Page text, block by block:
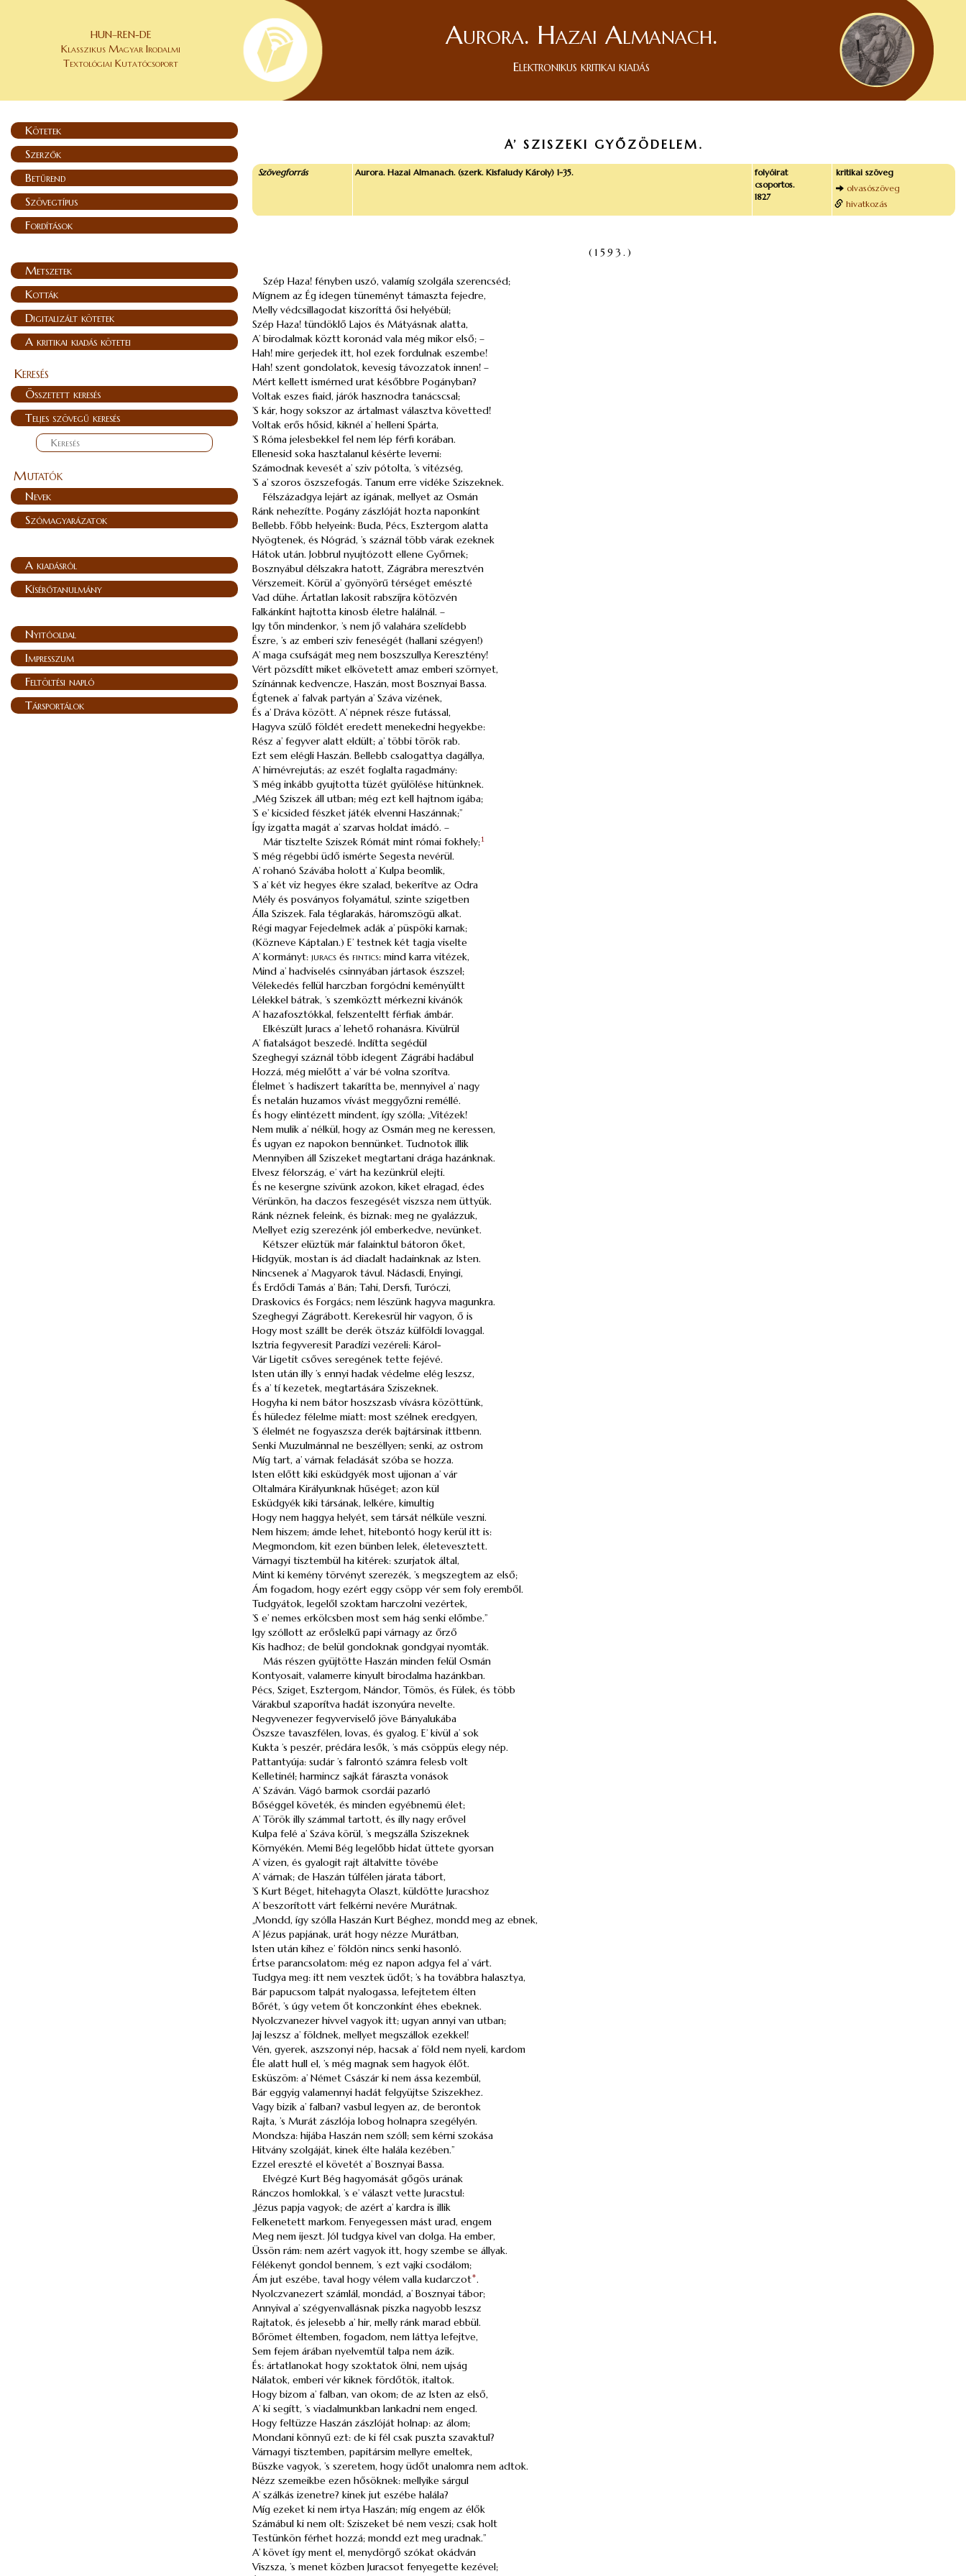
HUN–REN-DE
Klasszikus Magyar Irodalmi
Textológiai Kutatócsoport
Aurora. Hazai Almanach.
Elektronikus kritikai kiadás
Kötetek
Szerzők
Betűrend
Szövegtípus
Fordítások
Metszetek
Kották
Digitalizált kötetek
A kritikai kiadás kötetei
Keresés
Összetett keresés
Teljes szövegű keresés
Mutatók
Nevek
Szómagyarázatok
A kiadásról
Kísérőtanulmány
Nyitóoldal
Impresszum
Feltöltési napló
Társportálok
A’ SZISZEKI GYŐZÖDELEM.
Szövegforrás Aurora. Hazai Almanach. (szerk. Kisfaludy Károly) 1-35.
folyóirat
csoportos.
1827
kritikai szöveg
olvasószöveg
hivatkozás
(1593.)
Szép Haza! fényben uszó, valamíg szolgála szerencséd;
Mígnem az Ég idegen tüneményt támaszta fejedre,
Melly védcsillagodat kiszoríttá ősi helyébül;
Szép Haza! tündöklő Lajos és Mátyásnak alatta,
A’ birodalmak köztt koronád vala még mikor első; –
Hah! mire gerjedek itt, hol ezek fordulnak eszembe!
Hah! szent gondolatok, kevesig távozzatok innen! –
Mért kellett ismérned urat későbbre Pogányban?
Voltak eszes fiaid, járók hasznodra tanácscsal;
’S kár, hogy sokszor az ártalmast választva követted!
Voltak erős hősid, kiknél a’ helleni Spárta,
’S Róma jelesbekkel fel nem lép férfi korában.
Ellenesid soka hasztalanul késérte leverni:
Számodnak kevesét a’ sziv pótolta, ’s vitézség,
’S a’ szoros öszszefogás. Tanum erre vidéke Sziszeknek.
Félszázadgya lejárt az igának, mellyet az Osmán
Ránk nehezítte. Pogány zászlóját hozta naponkínt
Bellebb. Főbb helyeink: Buda, Pécs, Esztergom alatta
Nyögtenek, és Nógrád, ’s száznál több várak ezeknek
Hátok után. Jobbrul nyujtózott ellene Győrnek;
Bosznyábul délszakra hatott, Zágrábra meresztvén
Vérszemeit. Körül a’ gyönyörű térséget emészté
Vad dühe. Ártatlan lakosit rabszíjra kötözvén
Falkánkínt hajtotta kinosb életre halálnál. –
Igy tőn mindenkor, ’s nem jő valahára szelídebb
Észre, ’s az emberi sziv feneségét (hallani szégyen!)
A’ maga csufságát meg nem boszszullya Keresztény!
Vért pözsdítt miket elkövetett amaz emberi szörnyet,
Színánnak kedvencze, Haszán, most Bosznyai Bassa.
Égtenek a’ falvak partyán a’ Száva vizének,
És a’ Dráva között. A’ népnek része futással,
Hagyva szülő földét eredett menekedni hegyekbe:
Rész a’ fegyver alatt eldült; a’ többi török rab.
Ezt sem elégli Haszán. Bellebb csalogattya dagállya,
A’ hirnévrejutás; az eszét foglalta ragadmány:
’S még inkább gyujtotta tüzét gyülölése hitünknek.
„Még Sziszek áll utban; még ezt kell hajtnom igába;
’S e’ kicsided fészket játék elvenni Haszánnak;”
Így izgatta magát a’ szarvas holdat imádó. –
Már tisztelte Sziszek Rómát mint római fokhely;1
’S még régebbi üdő ismérte Segesta nevérül.
A’ rohanó Szávába holott a’ Kulpa beomlik,
’S a’ két viz hegyes ékre szalad, bekerítve az Odra
Mély és posványos folyamátul, szinte szigetben
Álla Sziszek. Fala téglarakás, háromszögü alkat.
Régi magyar Fejedelmek adák a’ püspöki karnak;
(Közneve Káptalan.) E’ testnek két tagja viselte
A’ kormányt: juracs és fintics: mind karra vitézek,
Mind a’ hadviselés csinnyában jártasok észszel;
Vélekedés fellül harczban forgódni keményültt
Lélekkel bátrak, ’s szemköztt mérkezni kivánók
A’ hazafosztókkal, felszenteltt férfiak ámbár.
Elkészült Juracs a’ lehető rohanásra. Kivülrül
A’ fiatalságot beszedé. Indítta segédül
Szeghegyi száznál több idegent Zágrábi hadábul
Hozzá, még mielőtt a’ vár bé volna szorítva.
Élelmet ’s hadiszert takarítta be, mennyivel a’ nagy
És netalán huzamos vívást meggyőzni reméllé.
És hogy elintézett mindent, így szólla; „Vitézek!
Nem mulik a’ nélkül, hogy az Osmán meg ne keressen,
És ugyan ez napokon bennünket. Tudnotok illik
Mennyiben áll Sziszeket megtartani drága hazánknak.
Elvesz félország, e’ várt ha kezünkrül elejti.
És ne kesergne szivünk azokon, kiket elragad, édes
Vérünkön, ha daczos feszegését viszsza nem üttyük.
Ránk néznek feleink, és biznak: meg ne gyalázzuk,
Mellyet ezig szerezénk jól emberkedve, nevünket.
Kétszer elüztük már falainktul bátoron őket,
Hidgyük, mostan is ád diadalt hadainknak az Isten.
Nincsenek a’ Magyarok távul. Nádasdi, Enyingi,
És Erdődi Tamás a’ Bán; Tahi, Dersfi, Turóczi,
Draskovics és Forgács; nem lészünk hagyva magunkra.
Szeghegyi Zágrábott. Kerekesrül hir vagyon, ő is
Hogy most szállt be derék ötszáz külföldi lovaggal.
Isztria fegyveresit Paradízi vezéreli: Károl-
VárLigetit csőves seregének tette fejévé.
Isten után illy ’s ennyi hadak védelme elég leszsz,
És a’ tí kezetek, megtartására Sziszeknek.
Hogyha ki nem bátor hoszszasb vívásra közöttünk,
És hüledez félelme miatt: most szélnek eredgyen,
’S élelmét ne fogyaszsza derék bajtársinak ittbenn.
Senki Muzulmánnal ne beszéllyen; senki, az ostrom
Míg tart, a’ várnak feladását szóba se hozza.
Isten előtt kiki esküdgyék most ujjonan a’ vár
Oltalmára Királyunknak hűséget; azon kül
Esküdgyék kiki társának, lelkére, kimultig
Hogy nem haggya helyét, sem társát nélküle veszni.
Nem hiszem; ámde lehet, hitebontó hogy kerül itt is:
Megmondom, kit ezen bünben lelek, életevesztett.
Várnagyi tisztembül ha kitérek: szurjatok által,
Mint ki kemény törvényt szerezék, ’s megszegtem az első;
Ám fogadom, hogy ezért eggy csöpp vér sem foly eremből.
Tudgyátok, legelől szoktam harczolni vezértek,
’S e’ nemes erkölcsben most sem hág senki előmbe.”
Igy szóllott az erőslelkű papi várnagy az őrző
Kis hadhoz; de belül gondoknak gondgyai nyomták.
Más részen gyüjtötte Haszán minden felül Osmán
Kontyosait, valamerre kinyult birodalma hazánkban.
Pécs, Sziget, Esztergom, Nándor, Tömös, és Fülek, és több
Várakbul szaporítva hadát iszonyúra nevelte.
Negyvenezer fegyverviselő jöve Bányalukába
Öszsze tavaszfélen, lovas, és gyalog. E’ kivül a’ sok
Kukta ’s peszér, prédára lesők, ’s más csöppüs elegy nép.
Pattantyúja: sudár ’s falrontó számra felesb volt
Kelletinél; harmincz sajkát fáraszta vonások
A’ Száván. Vágó barmok csordái pazarló
Bőséggel követék, és minden egyébnemü élet;
A’ Török illy számmal tartott, és illy nagy erővel
Kulpa felé a’ Száva körül, ’s megszálla Sziszeknek
Környékén. Memi Bég legelőbb hidat üttete gyorsan
A’ vizen, és gyalogit rajt általvitte tövébe
A’ várnak; de Haszán túlfélen járata tábort,
’S Kurt Béget, hitehagyta Olaszt, küldötte Juracshoz
A’ beszorított várt felkérni nevére Murátnak.
„Mondd, így szólla Haszán Kurt Béghez, mondd meg az ebnek,
A’ Jézus papjának, urát hogy nézze Murátban,
Isten után kihez e’ földön nincs senki hasonló.
Értse parancsolatom: még ez napon adgya fel a’ várt.
Tudgya meg: itt nem vesztek üdőt; ’s ha továbbra halasztya,
Bár papucsom talpát nyalogassa, lefejtetem élten
Bőrét, ’s úgy vetem őt konczonkínt éhes ebeknek.
Nyolczvanezer hivvel vagyok itt; ugyan annyi van utban;
Jaj leszsz a’ földnek, mellyet megszállok ezekkel!
Vén, gyerek, aszszonyi nép, hacsak a’ föld nem nyeli, kardom
Éle alatt hull el, ’s még magnak sem hagyok élőt.
Esküszöm: a’ Német Császárki nem ássa kezembül,
Bár eggyig valamennyi hadát felgyüjtse Sziszekhez.
Vagy bizik a’ falban? vasbul legyen az, de berontok
Rajta, ’s Murát zászlója lobog holnapra szegélyén.
Mondsza: hijába Haszán nem szóll; sem kérni szokása
Hitvány szolgáját, kinek élte halála kezében.”
Ezzel ereszté el követét a’ Bosznyai Bassa.
Elvégzé Kurt Bég hagyomását gőgös urának
Ránczos homlokkal, ’s e’ választ vette Juracstul:
„Jézus papja vagyok; de azért a’ kardra is illik
Felkenetett markom. Fenyegessen mást urad, engem
Meg nem ijeszt. Jól tudgya kivel van dolga. Ha ember,
Üssön rám: nem azért vagyok itt, hogy szembe se állyak.
Félékenyt gondol bennem, ’s ezt vajki csodálom;
Ám jut eszébe, taval hogy vélem valla kudarczot*.
Nyolczvanezert számlál, mondád, a’ Bosznyai tábor;
Annyival a’ szégyenvallásnak piszka nagyobb leszsz
Rajtatok, és jelesebb a’ hir, melly ránk marad ebbül.
Bőrömet éltemben, fogadom, nem láttya lefejtve,
Sem fejem árában nyelvemtül talpa nem ázik.
És: ártatlanokat hogy szoktatok ölni, nem ujság
Nálatok, emberi vér kiknek fördőtök, italtok.
Hogy bizom a’ falban, van okom; de az Isten az első,
A’ ki segítt, ’s viadalmunkban lankadni nem enged.
Hogy feltüzze Haszán zászlóját holnap: az álom;
Mondani könnyű ezt: de ki fél csak puszta szavaktul?
Várnagyi tisztemben, papitársim mellyre emeltek,
Büszke vagyok, ’s szeretem, hogy üdőt unalomra nem adtok.
Nézz szemeikbe ezen hősöknek: mellyike sárgul
A’ szálkás izenetre? kinek jut eszébe halála?
Míg ezeket ki nem irtya Haszán; míg engem az élők
Számábul ki nem olt: Sziszeket bé nem veszi; csak holt
Testünkön férhet hozzá; mondd ezt meg uradnak.”
A’ követ így ment el, menydörgő szókat okádván
Viszsza, ’s menet közben Juracsot fenyegette kezével;